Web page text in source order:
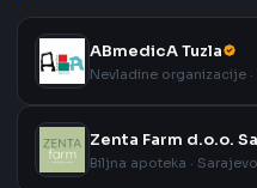
ABmedicA Tuzla
Nevladine organizacije ·
Zenta Farm d.o.o.
Biljna apoteka · Sarajevo